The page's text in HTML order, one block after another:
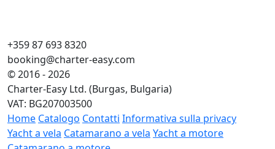
+359 87 693 8320
booking@charter-easy.com
© 2016 - 2026
Charter-Easy Ltd. (Burgas, Bulgaria)
VAT: BG207003500
Home Catalogo Contatti Informativa sulla privacy
Yacht a vela Catamarano a vela Yacht a motore